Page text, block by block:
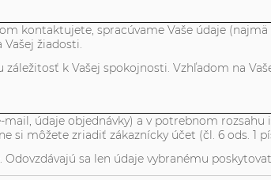
kontaktujete, spracúvame Vaše údaje (najmä
žiadosti.
záležitosť k Vašej spokojnosti. Vzhľadom na
údaje objednávky) a v potrebnom
si môžete zriadiť zákaznícky účet (čl. 6 ods. 1
sa len údaje vybranému